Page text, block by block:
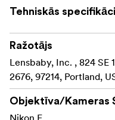
izteiktāks, un tam
Divkāršais stikls II:
daudzpusībai sasniegt
diapazonu no f/2,5 līdz
konstrukcija un 12
diafragma. Izpētiet
Tehniskās
Ražotājs
Lensbaby, Inc. , 824 SE
2676, 97214, Portland,
Objektīva/Kameras